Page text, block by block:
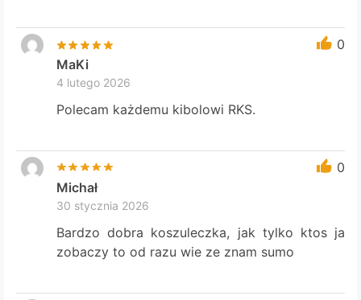
0
MaKi
4 lutego 2026
Polecam każdemu kibolowi RKS.
0
Michał
30 stycznia 2026
Bardzo dobra koszuleczka, jak tylko ktos ja
zobaczy to od razu wie ze znam sumo